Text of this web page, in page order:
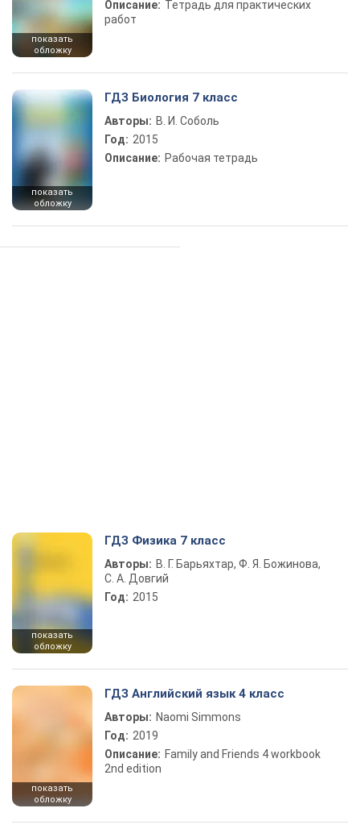
показать
обложку
Описание: Тетрадь для практических
работ
показать
обложку
ГДЗ Биология 7 класс
Авторы: В. И. Соболь
Год: 2015
Описание: Рабочая тетрадь
показать
обложку
ГДЗ Физика 7 класс
Авторы: В. Г. Барьяхтар, Ф. Я. Божинова,
С. А. Довгий
Год: 2015
показать
обложку
ГДЗ Английский язык 4 класс
Авторы: Naomi Simmons
Год: 2019
Описание: Family and Friends 4 workbook
2nd edition